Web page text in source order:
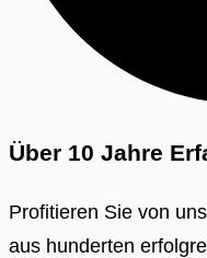
Über 10 Jahre
Profitieren Sie von
aus hunderten